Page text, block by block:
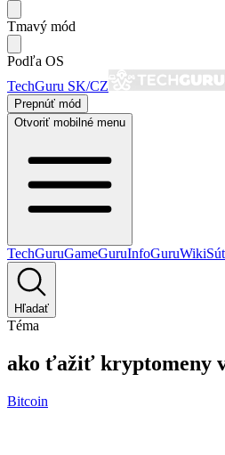
Tmavý mód
Podľa OS
TechGuru SK/CZ
Prepnúť mód
Otvoriť mobilné menu
TechGuruGameGuruInfoGuruWiki
Hľadať
Téma
ako ťažiť kryptomeny
Bitcoin